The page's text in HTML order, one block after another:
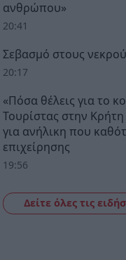
ανθρώπου»
20:41
Σεβασμό στους
20:17
«Πόσα θέλεις για το
Τουρίστας στην Κρήτη
για ανήλικη που
επιχείρησης
19:56
Δείτε όλες τις